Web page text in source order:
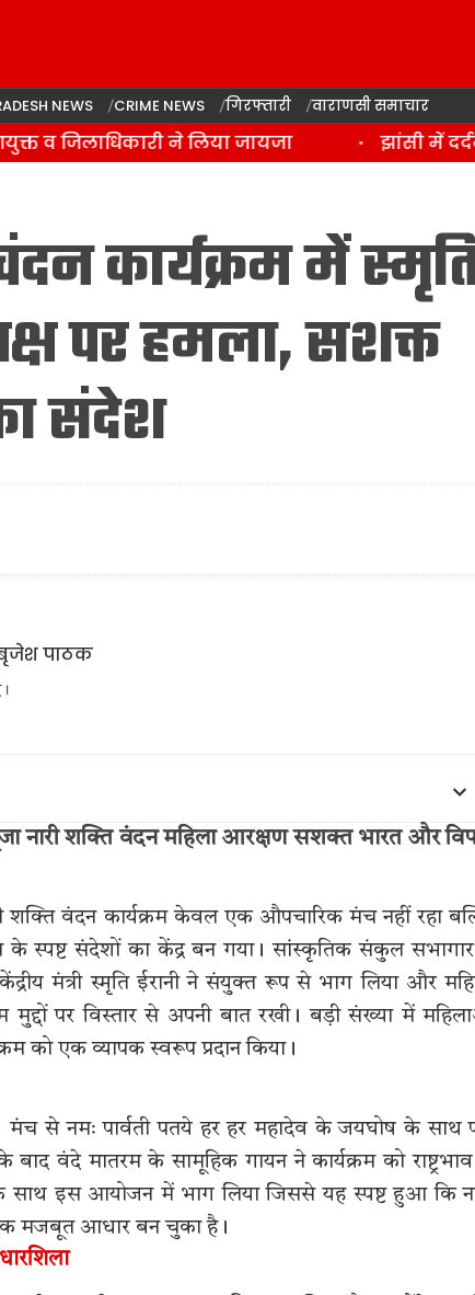
NEWS CRIME NEWS गिरफ्तारी वाराणसी समाचार
जिलाधिकारी ने लिया जायजा झांसी में
कार्यक्रम में
पर हमला, सशक्त
संदेश
नारी शक्ति वंदन महिला आरक्षण सशक्त भारत और
शक्ति वंदन कार्यक्रम केवल एक औपचारिक मंच नहीं रहा
के स्पष्ट संदेशों का केंद्र बन गया। सांस्कृतिक संकुल
मंत्री स्मृति ईरानी ने संयुक्त रूप से भाग लिया और
पर विस्तार से अपनी बात रखी। बड़ी संख्या में
को एक व्यापक स्वरूप प्रदान किया।
से नमः पार्वती पतये हर हर महादेव के जयघोष के साथ
वंदे मातरम के सामूहिक गायन ने कार्यक्रम को
साथ इस आयोजन में भाग लिया जिससे यह स्पष्ट हुआ कि
मजबूत आधार बन चुका है।